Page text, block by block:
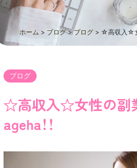
ホーム > ブログ>ブログ > ☆高収入☆
ブログ
☆高収入☆女性の副
ageha！！